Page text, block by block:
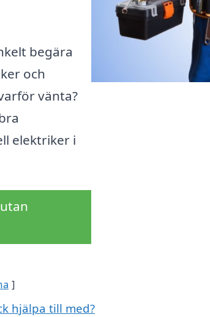
begära
och
vänta?
elektriker i
hjälpa till med?